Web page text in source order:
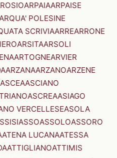
ARPAIAARPAISE
POLESINE
SCRIVIAARREARRONE
ARSITAARSOLI
ARTOGNEARVIER
ARZANAARZANOARZENE
ASCEAASCIANO
ASCREAASIAGO
VERCELLESEASOLA
ASSOASSOLOASSORO
ATENA LUCANAATESSA
ATTIGLIANOATTIMIS